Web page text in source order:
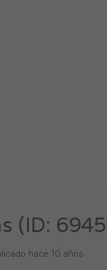
(ID:
hace 10 años